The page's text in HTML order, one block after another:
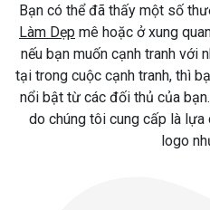
Bạn có thể đã thấy một số
Làm Dẹp mê hoặc ở xung
nếu bạn muốn cạnh tranh với
tại trong cuộc cạnh tranh, thì
nổi bật từ các đối thủ của
do chúng tôi cung cấp là
logo